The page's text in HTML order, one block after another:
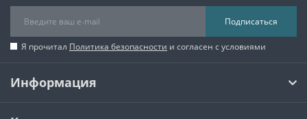
Подписаться
Я прочитал Политика безопасности и согласен с условиями
Информация